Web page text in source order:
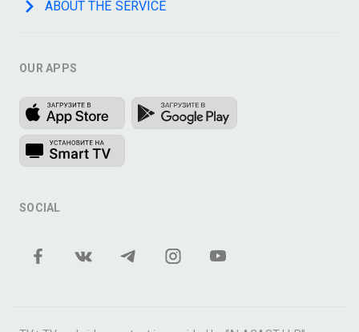
ABOUT THE SERVICE
OUR APPS
SOCIAL